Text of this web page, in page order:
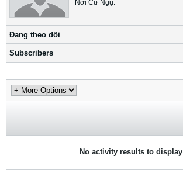
Nơi Cư Ngụ:
Ðang theo dõi
Subscribers
No activity results to display